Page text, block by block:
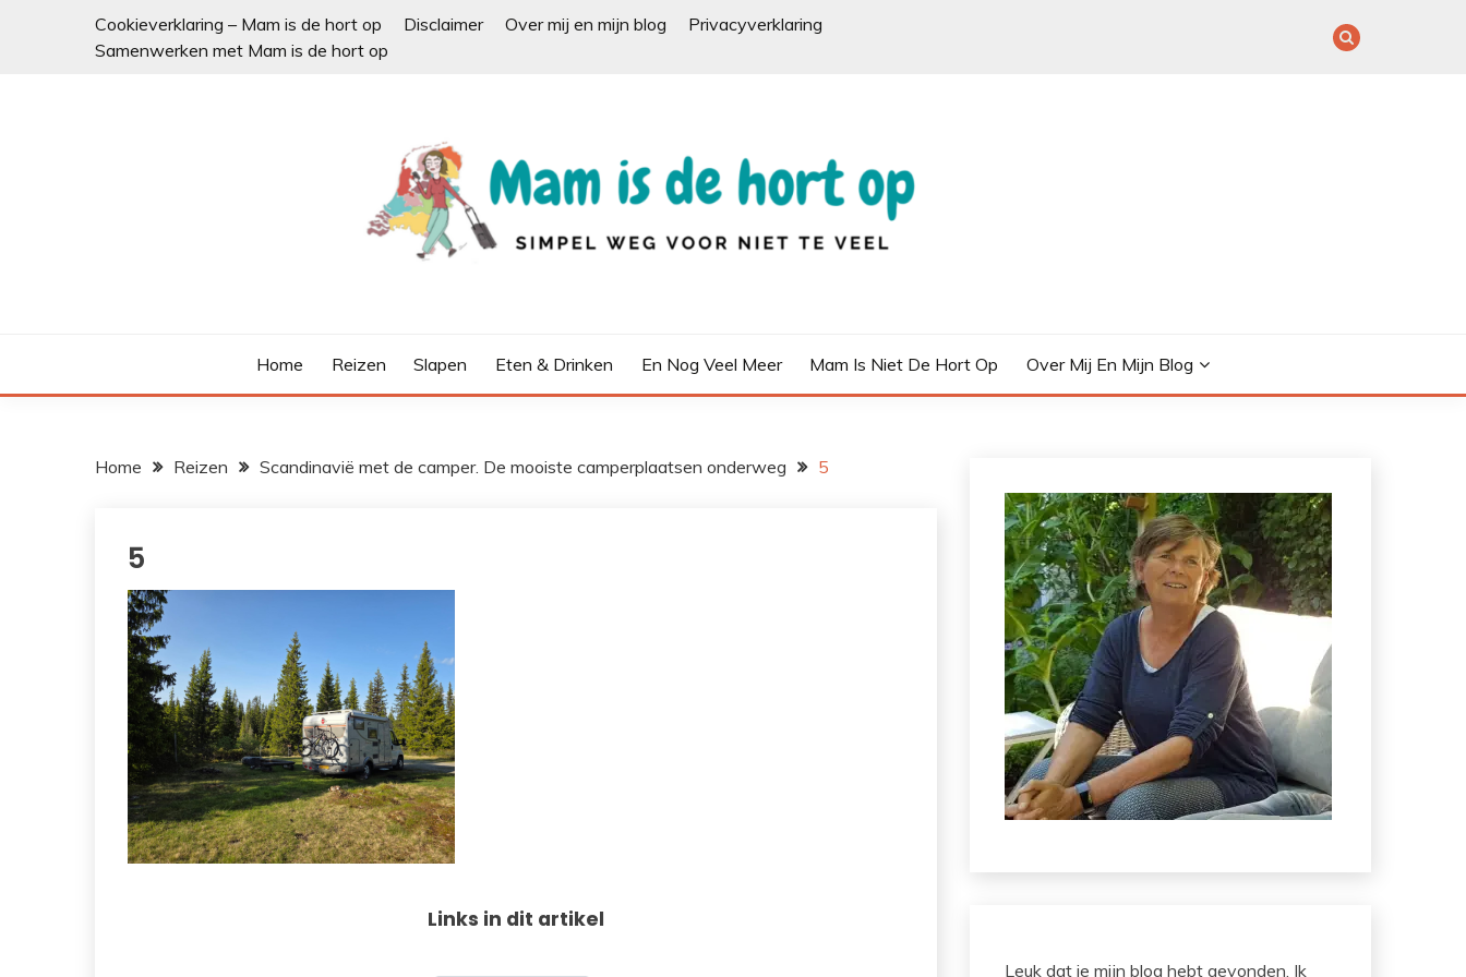
Cookieverklaring – Mam is de hort op Disclaimer Over mij en mijn blog
Privacyverklaring
Samenwerken met Mam is de hort op
Home Reizen Slapen Eten & Drinken En Nog Veel Meer Mam Is Niet De Hort Op Over Mij En Mijn Blog
Home Reizen Scandinavië met de camper. De mooiste camperplaatsen onderweg 5
5
Links in dit artikel
Leuk dat je mijn blog hebt gevonden. Ik